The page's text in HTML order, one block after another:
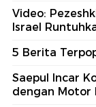
Video:
Israel
5 Berita
Saepul Incar
dengan Motor